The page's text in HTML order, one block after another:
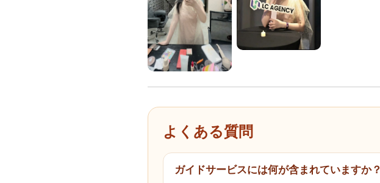
よくある質問
ガイドサービスには何が含まれていますか？